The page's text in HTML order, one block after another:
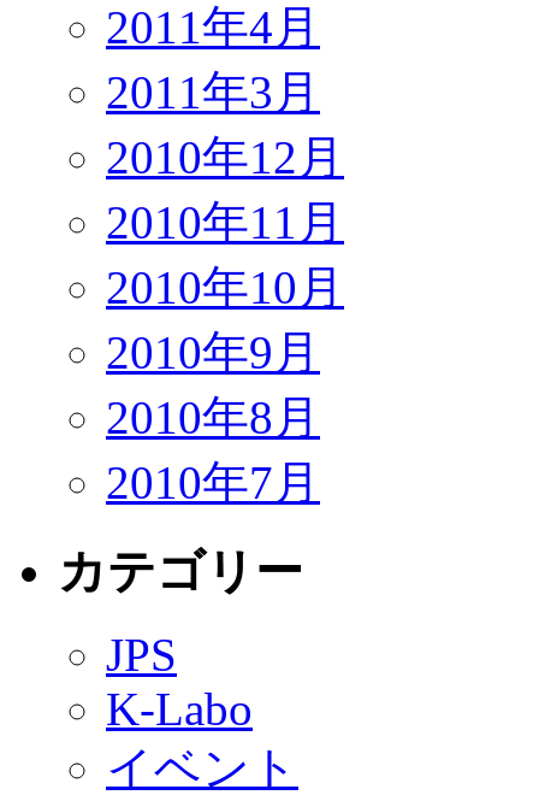
2011年4月
2011年3月
2010年12月
2010年11月
2010年10月
2010年9月
2010年8月
2010年7月
カテゴリー
JPS
K-Labo
イベント